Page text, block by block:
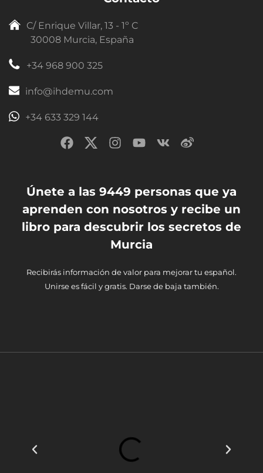
C/ Enrique Villar, 13 - 1º C
30008 Murcia, España
+34 968 900 325
info@ihdemu.com
+34 633 329 144
Únete a las 9449 personas que ya
aprenden con nosotros y recibe un
libro para descubrir los secretos de
Murcia
Recibirás información de valor para mejorar tu español.
Unirse es fácil y gratis. Darse de baja también.